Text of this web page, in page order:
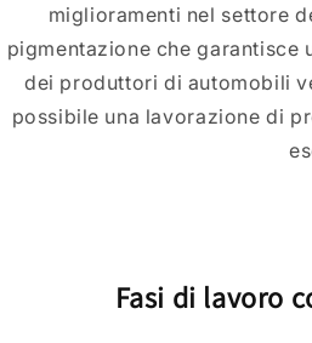
miglioramenti nel settore
pigmentazione che garantisce
dei produttori di automobili
possibile una lavorazione di
Fasi di lavoro